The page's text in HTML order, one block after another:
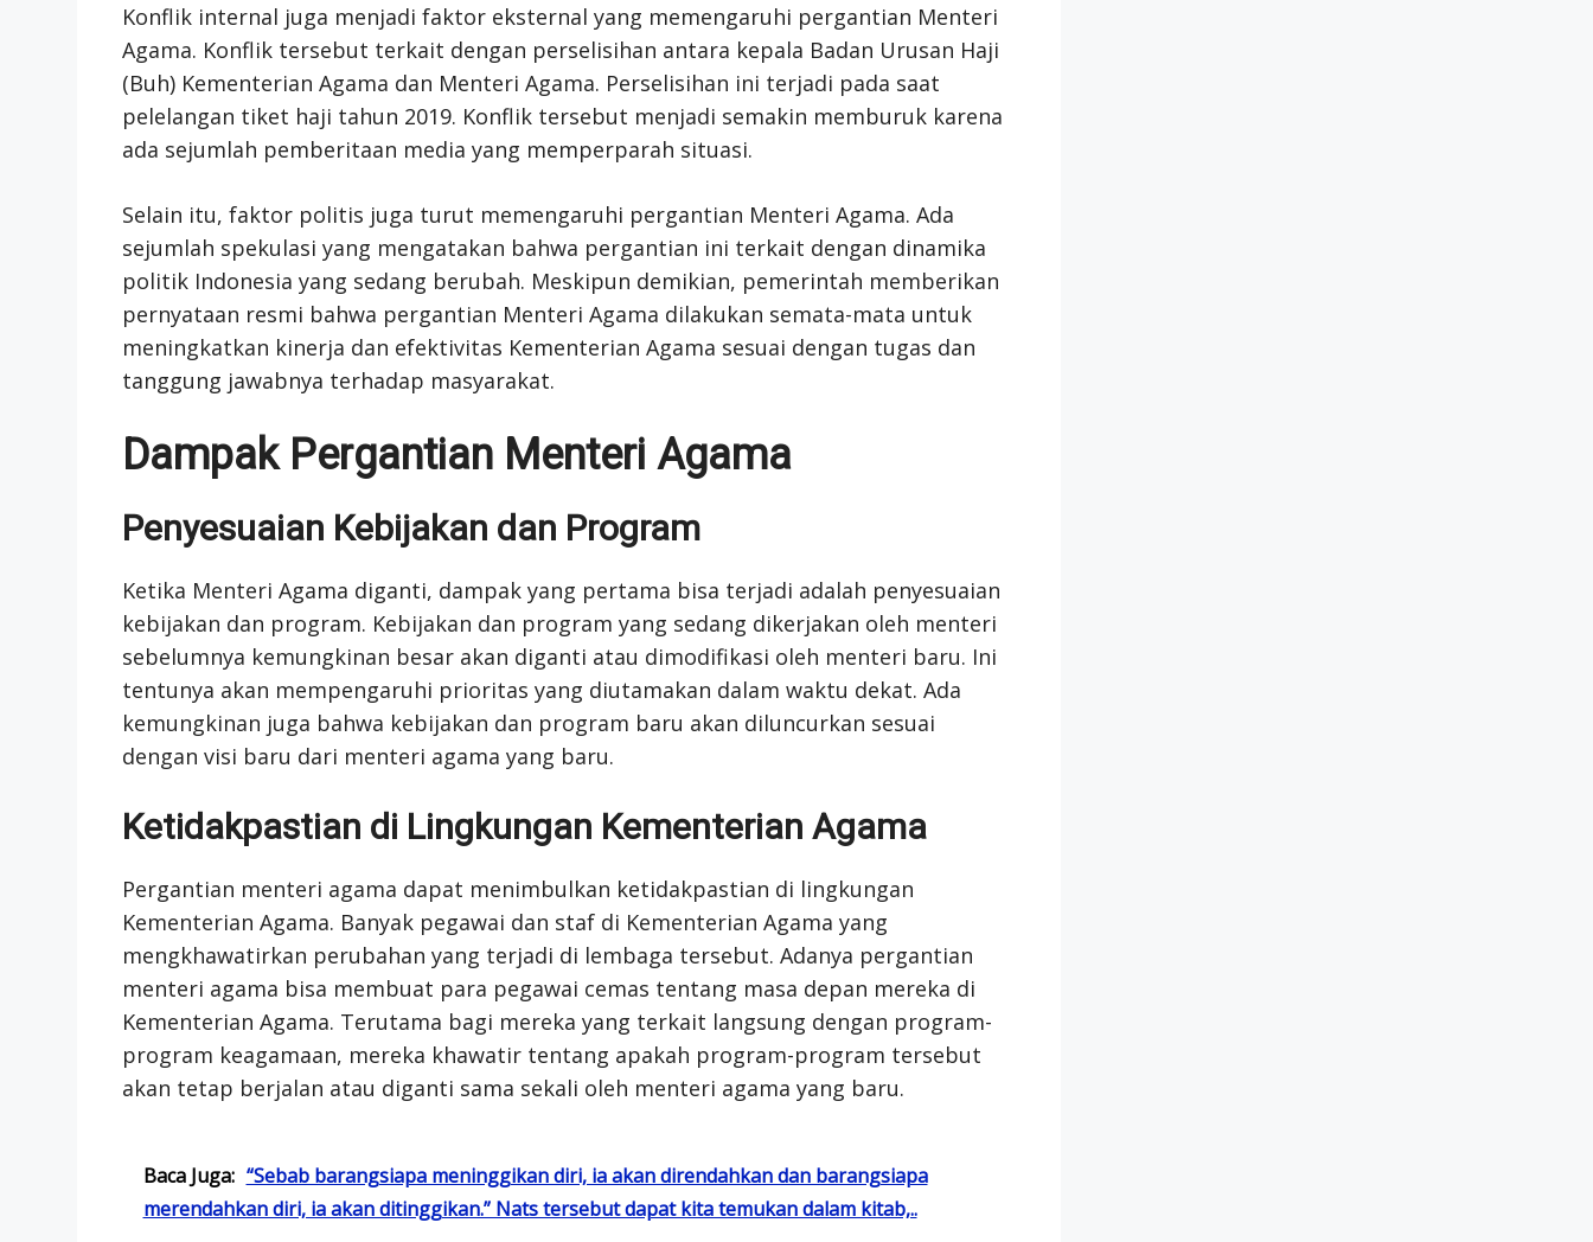
Konflik internal juga menjadi faktor eksternal yang memengaruhi pergantian Menteri
Agama. Konflik tersebut terkait dengan perselisihan antara kepala Badan Urusan Haji
(Buh) Kementerian Agama dan Menteri Agama. Perselisihan ini terjadi pada saat
pelelangan tiket haji tahun 2019. Konflik tersebut menjadi semakin memburuk karena
ada sejumlah pemberitaan media yang memperparah situasi.
Selain itu, faktor politis juga turut memengaruhi pergantian Menteri Agama. Ada
sejumlah spekulasi yang mengatakan bahwa pergantian ini terkait dengan dinamika
politik Indonesia yang sedang berubah. Meskipun demikian, pemerintah memberikan
pernyataan resmi bahwa pergantian Menteri Agama dilakukan semata-mata untuk
meningkatkan kinerja dan efektivitas Kementerian Agama sesuai dengan tugas dan
tanggung jawabnya terhadap masyarakat.
Dampak Pergantian Menteri Agama
Penyesuaian Kebijakan dan Program
Ketika Menteri Agama diganti, dampak yang pertama bisa terjadi adalah penyesuaian
kebijakan dan program. Kebijakan dan program yang sedang dikerjakan oleh menteri
sebelumnya kemungkinan besar akan diganti atau dimodifikasi oleh menteri baru. Ini
tentunya akan mempengaruhi prioritas yang diutamakan dalam waktu dekat. Ada
kemungkinan juga bahwa kebijakan dan program baru akan diluncurkan sesuai
dengan visi baru dari menteri agama yang baru.
Ketidakpastian di Lingkungan Kementerian Agama
Pergantian menteri agama dapat menimbulkan ketidakpastian di lingkungan
Kementerian Agama. Banyak pegawai dan staf di Kementerian Agama yang
mengkhawatirkan perubahan yang terjadi di lembaga tersebut. Adanya pergantian
menteri agama bisa membuat para pegawai cemas tentang masa depan mereka di
Kementerian Agama. Terutama bagi mereka yang terkait langsung dengan program-
program keagamaan, mereka khawatir tentang apakah program-program tersebut
akan tetap berjalan atau diganti sama sekali oleh menteri agama yang baru.
Baca Juga: “Sebab barangsiapa meninggikan diri, ia akan direndahkan dan barangsiapa
merendahkan diri, ia akan ditinggikan.” Nats tersebut dapat kita temukan dalam kitab,..